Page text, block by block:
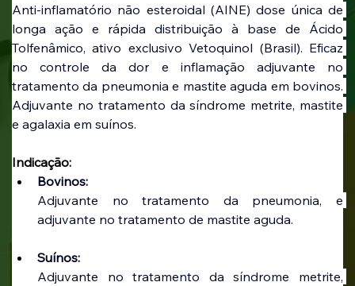
Anti-inflamatório não esteroidal (AINE) dose única de
longa ação e rápida distribuição à base de Ácido
Tolfenâmico, ativo exclusivo Vetoquinol (Brasil). Eficaz
no controle da dor e inflamação adjuvante no
tratamento da pneumonia e mastite aguda em bovinos.
Adjuvante no tratamento da síndrome metrite, mastite
e agalaxia em suínos.
Indicação:
Bovinos:
Adjuvante no tratamento da pneumonia, e
adjuvante no tratamento de mastite aguda.
Suínos:
Adjuvante no tratamento da síndrome metrite,